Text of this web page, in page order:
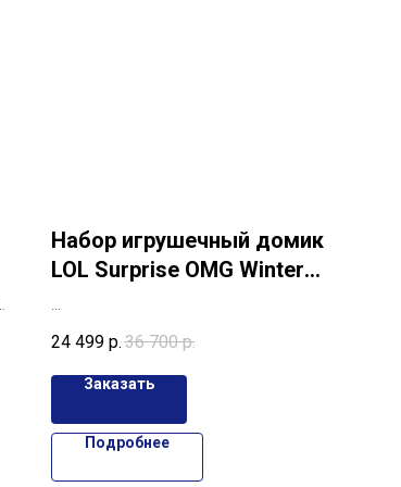
Набор игрушечный домик
LOL Surprise OMG Winter
OMG Winter Cottage with 45+ Surprises
под заказ
24 499 р. 36 700 р.
Заказать
Подробнее